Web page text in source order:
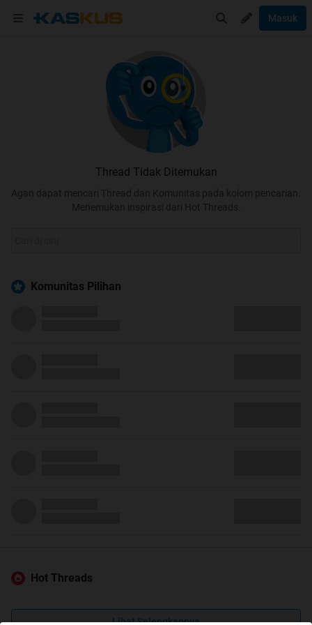
Masuk
Thread Tidak Ditemukan
Agan dapat mencari Thread dan Komunitas pada kolom pencarian.
Menemukan inspirasi dari Hot Threads.
Komunitas Pilihan
Hot Threads
Lihat Selengkapnya